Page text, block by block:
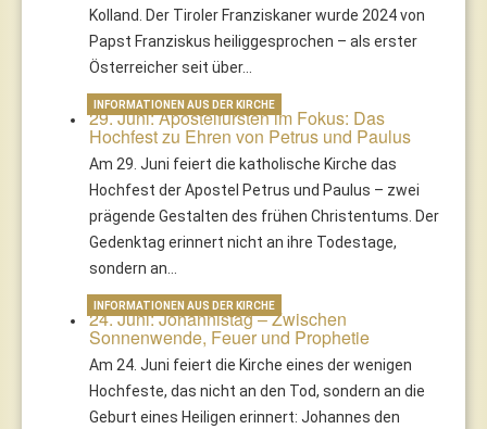
Kolland. Der Tiroler Franziskaner wurde 2024 von
Papst Franziskus heiliggesprochen – als erster
Österreicher seit über…
29. Juni: Apostelfürsten im Fokus: Das
Hochfest zu Ehren von Petrus und Paulus
Am 29. Juni feiert die katholische Kirche das
Hochfest der Apostel Petrus und Paulus – zwei
prägende Gestalten des frühen Christentums. Der
Gedenktag erinnert nicht an ihre Todestage,
sondern an…
INFORMATIONEN AUS DER KIRCHE
24. Juni: Johannistag – Zwischen
Sonnenwende, Feuer und Prophetie
Am 24. Juni feiert die Kirche eines der wenigen
Hochfeste, das nicht an den Tod, sondern an die
Geburt eines Heiligen erinnert: Johannes den
INFORMATIONEN AUS DER KIRCHE